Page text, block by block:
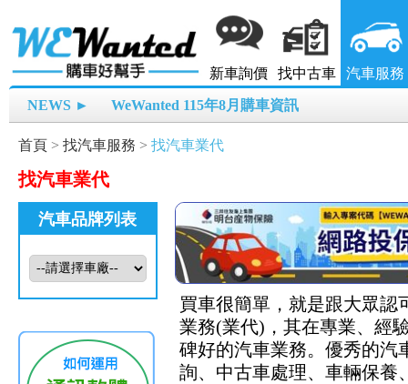
新車詢價 找中古車 汽車服務
NEWS ► WeWanted 115年8月購車資訊
首頁 > 找汽車服務 > 找汽車業代
找汽車業代
汽車品牌列表
買車很簡單，就是跟大眾認
業務(業代)，其在專業、經
碑好的汽車業務。優秀的汽
詢、中古車處理、車輛保養